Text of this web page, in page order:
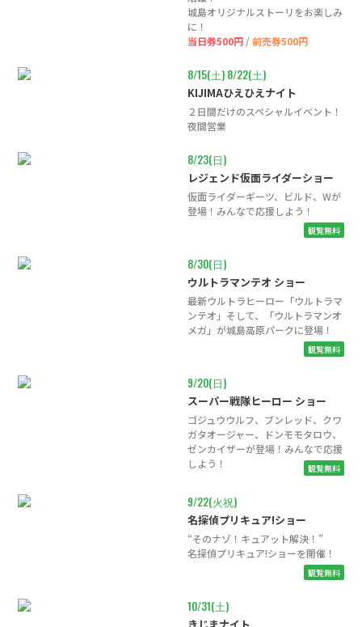
城島オリジナルストーリをお楽しみ
に！
当日券500円 / 前売券500円
8/15(土) 8/22(土)
KIJIMAひえひえナイト
２日間だけのスペシャルイベント！
夜間営業
8/23(日)
レジェンド仮面ライダーショー
仮面ライダーギーツ、ビルド、Wが
登場！みんなで応援しよう！
8/30(日)
ウルトラマンテオ ショー
最新ウルトラヒーロー「ウルトラマ
ンテオ」そして、「ウルトラマンオ
メガ」が城島高原パークに登場！
9/20(日)
スーパー戦隊ヒーロー ショー
ゴジュウウルフ、ブンレッド、クワ
ガタオージャー、ドンモモタロウ、
ゼンカイザーが登場！みんなで応援
しよう！
9/22(火祝)
名探偵プリキュア!ショー
“そのナゾ！キュアット解決！”
名探偵プリキュア!ショーを開催！
10/31(土)